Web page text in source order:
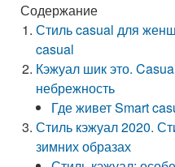
Содержание
Стиль casual для
casual
Кэжуал шик это.
небрежность
Где живет Smart
Стиль кэжуал 2020.
зимних образах